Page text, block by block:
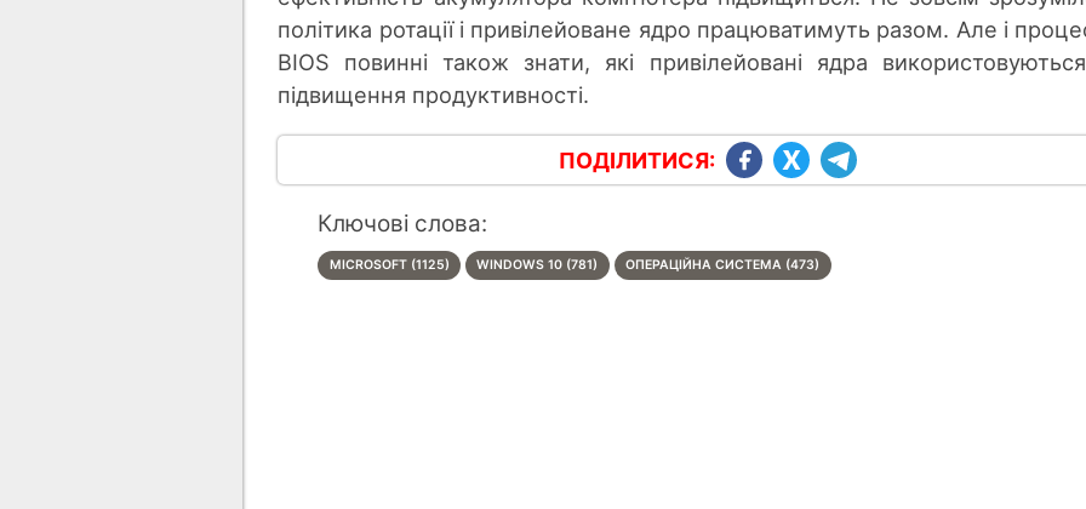
політика ротації і привілейоване ядро ​​працюватимуть разом. Але і
BIOS повинні також знати, які привілейовані ядра
підвищення продуктивності.
ПОДІЛИТИСЯ:
Ключові слова:
MICROSOFT (1125) WINDOWS 10 (781) ОПЕРАЦІЙНА СИСТЕМА (473)